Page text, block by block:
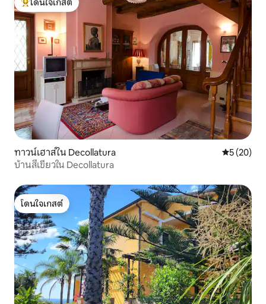
โดนใจเกสต์ที่สุด
โดนใจเกสต์
ทาวน์เฮาส์ใน Decollatura คะแนนเฉลี่
5 (20)
บ้านสีเขียวใน Decollatura
โดนใจเกสต์
โดนใจเกสต์